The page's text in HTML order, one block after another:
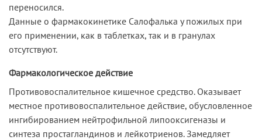
переносился.
Данные о фармакокинетике Салофалька у пожилых при
его применении, как в таблетках, так и в гранулах
отсутствуют.
Фармакологическое действие
Противовоспалительное кишечное средство. Оказывает
местное противовоспалительное действие, обусловленное
ингибированием нейтрофильной липооксигеназы и
синтеза простагландинов и лейкотриенов. Замедляет